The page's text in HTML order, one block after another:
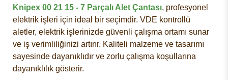
Knipex 00 21 15 - 7 Parçalı Alet Çantası, profesyonel
elektrik işleri için ideal bir seçimdir. VDE kontrollü
aletler, elektrik işlerinizde güvenli çalışma ortamı sunar
ve iş verimliliğinizi artırır. Kaliteli malzeme ve tasarımı
sayesinde dayanıklıdır ve zorlu çalışma koşullarına
dayanıklılık gösterir.